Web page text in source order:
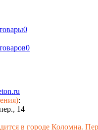
0
0
:
14
в городе Коломна.